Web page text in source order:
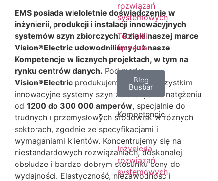
rozwiązań
systemowych
Techniki
łączenia
Blog
Busbar
Kompetencje
Inżynieria
rozwiązań
systemowych
EMS posiada wieloletnie doświadczenie w
inżynierii, produkcji i instalacji innowacyjnych
systemów szyn zbiorczych. Dzięki naszej marce
Vision®Electric udowodniliśmy już nasze
Kompetencje w licznych projektach, w tym na
rynku centrów danych. Pod marką
Vision®Electric produkujemy przede wszystkim
innowacyjne systemy szyn zbiorczych o natężeniu
od 1200 do 300 000 amperów, specjalnie do
trudnych i przemysłowych środowisk w różnych
sektorach, zgodnie ze specyfikacjami i
wymaganiami klientów. Koncentrujemy się na
niestandardowych rozwiązaniach, doskonałej
obsłudze i bardzo dobrym stosunku ceny do
wydajności. Elastyczność, niezawodność i